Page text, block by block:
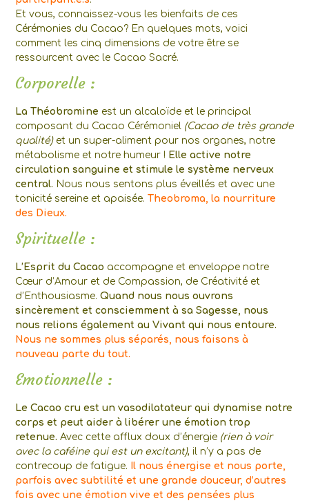
Et vous, connaissez-vous les bienfaits de ces
Cérémonies du Cacao? En quelques mots, voici
comment les cinq dimensions de votre être se
ressourcent avec le Cacao Sacré.
Corporelle :
La Théobromine est un alcaloïde et le principal
composant du Cacao Cérémoniel (Cacao de très grande
qualité)et un super-aliment pour nos organes, notre
métabolisme et notre humeur ! Elle active notre
circulation sanguine et stimule le système nerveux
central. Nous nous sentons plus éveillés et avec une
tonicité sereine et apaisée. Theobroma, la nourriture
des Dieux.
Spirituelle :
L’Esprit du Cacao accompagne et enveloppe notre
Cœur d’Amour et de Compassion, de Créativité et
d’Enthousiasme. Quand nous nous ouvrons
sincèrement et consciemment à sa Sagesse, nous
nous relions également au Vivant qui nous entoure.
Nous ne sommes plus séparés, nous faisons à
nouveau parte du tout.
Emotionnelle :
Le Cacao cru est un vasodilatateur qui dynamise notre
corps et peut aider à libérer une émotion trop
retenue. Avec cette afflux doux d’énergie (rien à voir
avec la caféine qui est un excitant), il n’y a pas de
contrecoup de fatigue. Il nous énergise et nous porte,
parfois avec subtilité et une grande douceur, d’autres
fois avec une émotion vive et des pensées plus